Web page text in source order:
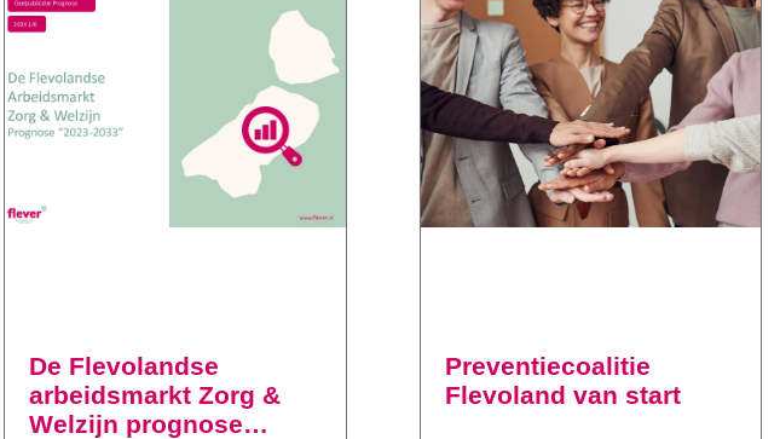
De Flevolandse
arbeidsmarkt Zorg &
Welzijn prognose
Preventiecoalitie
Flevoland van start